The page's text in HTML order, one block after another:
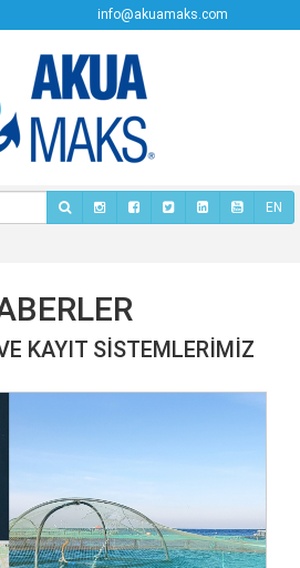
info@akuamaks.com
EN
KAYIT SISTEMLERIMIZ